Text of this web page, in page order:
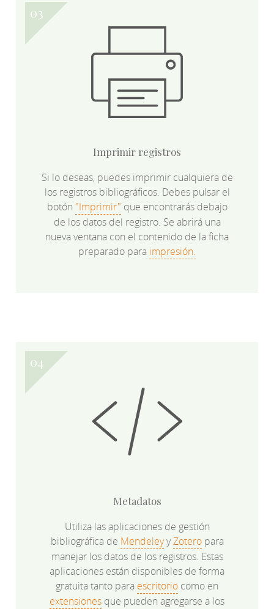
Imprimir registros
Si lo deseas, puedes imprimir cualquiera de
los registros bibliográficos. Debes pulsar el
botón "Imprimir" que encontrarás debajo
de los datos del registro. Se abrirá una
nueva ventana con el contenido de la ficha
preparado para impresión.
Metadatos
Utiliza las aplicaciones de gestión
bibliográfica de MendeleyyZoteropara
manejar los datos de los registros. Estas
aplicaciones están disponibles de forma
gratuita tanto para escritorio como en
extensiones que pueden agregarse a los